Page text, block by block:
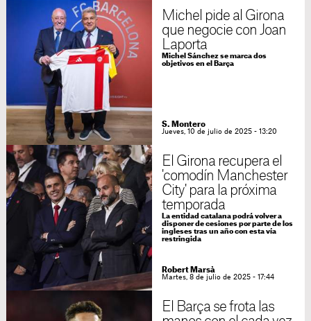
Michel pide al Girona
que negocie con Joan
Laporta
Michel Sánchez se marca dos
objetivos en el Barça
S. Montero
Jueves, 10 de julio de 2025 - 13:20
El Girona recupera el
'comodín Manchester
City' para la próxima
temporada
La entidad catalana podrá volver a
disponer de cesiones por parte de los
ingleses tras un año con esta vía
restringida
Robert Marsà
Martes, 8 de julio de 2025 - 17:44
El Barça se frota las